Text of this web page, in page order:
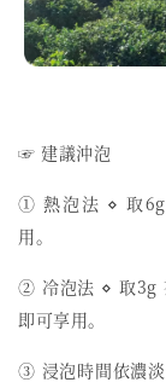
☞ 建議沖泡
① 熱泡法 ⋄ 取6g
用。
② 冷泡法 ⋄ 取3g
即可享用。
③ 浸泡時間依濃